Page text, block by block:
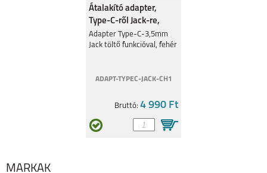
Átalakító adapter,
Type-C-ről Jack-re,
Fehér
Adapter Type-C-3,5mm
Jack töltő funkcióval, fehér
ADAPT-TYPEC-JACK-CH1
Bruttó: 4 990 Ft
MÁRKÁK